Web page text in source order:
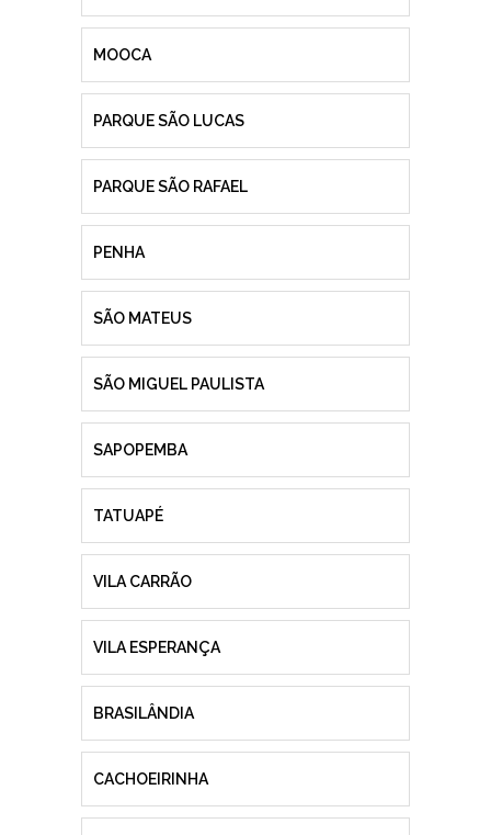
MOOCA
PARQUE SÃO LUCAS
PARQUE SÃO RAFAEL
PENHA
SÃO MATEUS
SÃO MIGUEL PAULISTA
SAPOPEMBA
TATUAPÉ
VILA CARRÃO
VILA ESPERANÇA
BRASILÂNDIA
CACHOEIRINHA